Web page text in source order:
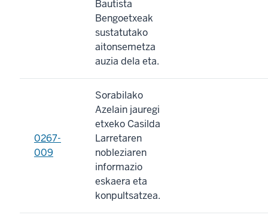
Bautista
Bengoetxeak
sustatutako
aitonsemetza
auzia dela eta.
0267-
009
Sorabilako
Azelain jauregi
etxeko Casilda
Larretaren
nobleziaren
informazio
eskaera eta
konpultsatzea.